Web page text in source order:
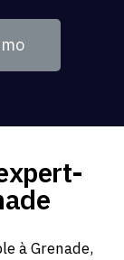
à Grenade,